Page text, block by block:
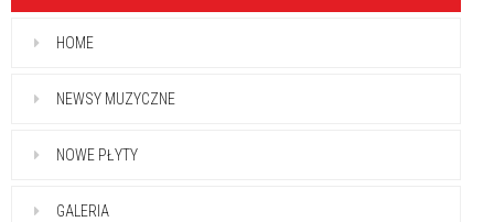
HOME
NEWSY MUZYCZNE
NOWE PŁYTY
GALERIA